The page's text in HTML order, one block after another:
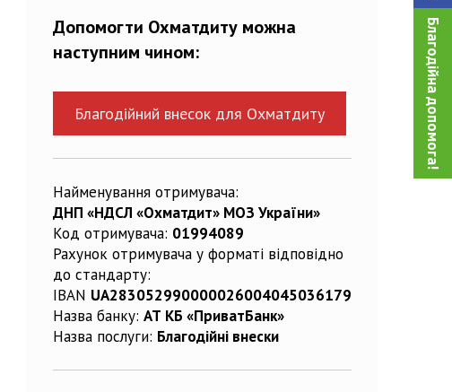
Благодійна допомога!
Допомогти Охматдиту можна
наступним чином:
Благодійний внесок для Охматдиту
Найменування отримувача:
ДНП «НДСЛ «Охматдит» МОЗ України»
Код отримувача: 01994089
Рахунок отримувача у форматі відповідно
до стандарту:
IBAN UA283052990000026004045036179
Назва банку: АТ КБ «ПриватБанк»
Назва послуги: Благодійні внески